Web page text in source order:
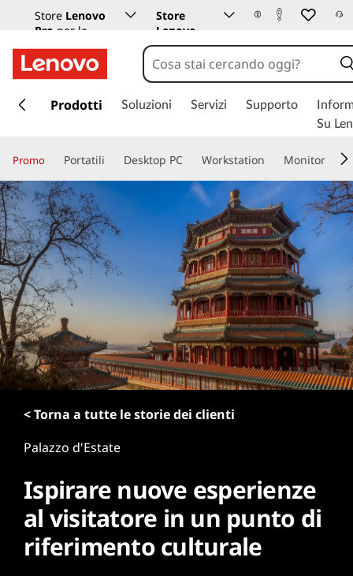
Store Lenovo
Pro per le
aziende
Store
Lenovo
Istruzione
a
a
c
o
n
t
e
n
u
t
o
p
r
Prodotti Soluzioni Servizi Supporto
Su
Promo Portatili Desktop PC Workstation Monitor
< Torna a tutte le storie dei clienti
Palazzo d'Estate
Ispirare nuove esperienze
al visitatore in un punto di
riferimento culturale